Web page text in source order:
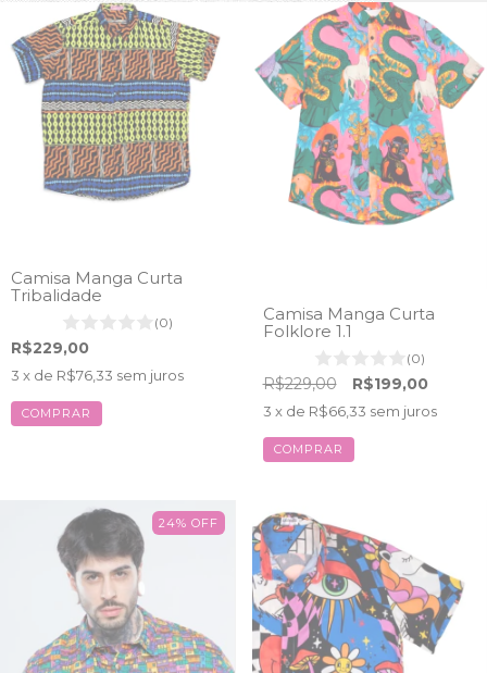
Camisa Manga Curta
Tribalidade
(0)
R$229,00
3 x de R$76,33 sem juros
COMPRAR
Camisa Manga Curta
Folklore 1.1
(0)
R$229,00 R$199,00
3 x de R$66,33 sem juros
COMPRAR
24% OFF